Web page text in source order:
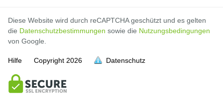
Diese Website wird durch reCAPTCHA geschützt und es gelten
die Datenschutzbestimmungen sowie die Nutzungsbedingungen
von Google.
Hilfe Copyright 2026 Datenschutz